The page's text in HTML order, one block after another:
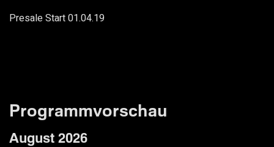
Presale Start 01.04.19
Programmvorschau
August 2026